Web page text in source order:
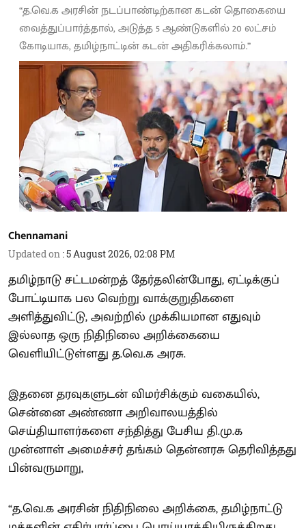
“த.வெ.க அரசின் நடப்பாண்டிற்கான கடன் தொகையை
வைத்துப்பார்த்தால், அடுத்த 5 ஆண்டுகளில் 20 லட்சம்
கோடியாக, தமிழ்நாட்டின் கடன் அதிகரிக்கலாம்.”
Chennamani
Updated on :5 August 2026, 02:08 PM
தமிழ்நாடு சட்டமன்றத் தேர்தலின்போது, ஏட்டிக்குப்
போட்டியாக பல வெற்று வாக்குறுதிகளை
அளித்துவிட்டு, அவற்றில் முக்கியமான எதுவும்
இல்லாத ஒரு நிதிநிலை அறிக்கையை
வெளியிட்டுள்ளது த.வெ.க அரசு.
இதனை தரவுகளுடன் விமர்சிக்கும் வகையில்,
சென்னை அண்ணா அறிவாலயத்தில்
செய்தியாளர்களை சந்தித்து பேசிய தி.மு.க
முன்னாள் அமைச்சர் தங்கம் தென்னரசு தெரிவித்தது
பின்வருமாறு,
“த.வெ.க அரசின் நிதிநிலை அறிக்கை, தமிழ்நாட்டு